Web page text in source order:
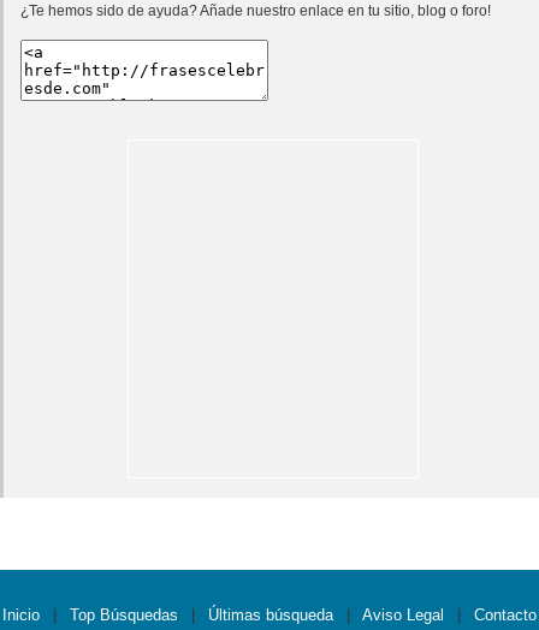
¿Te hemos sido de ayuda? Añade nuestro enlace en tu sitio, blog o foro!
Inicio Top Búsquedas Últimas búsqueda Aviso Legal Contacto